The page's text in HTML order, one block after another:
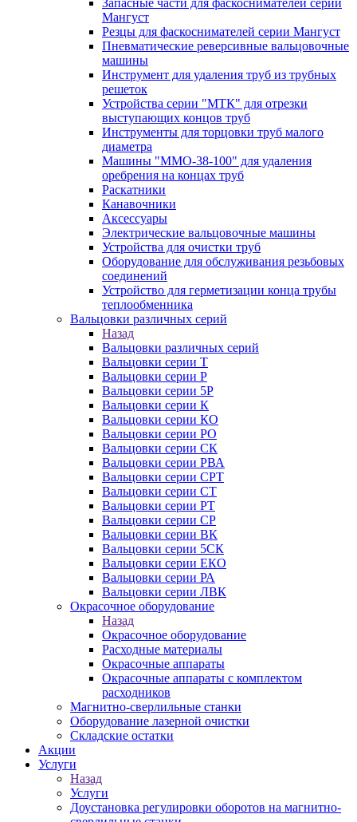
Запасные части для фаскоснимателей серии
Мангуст
Резцы для фаскоснимателей серии Мангуст
Пневматические реверсивные вальцовочные
машины
Инструмент для удаления труб из трубных
решеток
Устройства серии "МТК" для отрезки
выступающих концов труб
Инструменты для торцовки труб малого
диаметра
Машины "ММО-38-100" для удаления
оребрения на концах труб
Раскатники
Канавочники
Аксессуары
Электрические вальцовочные машины
Устройства для очистки труб
Оборудование для обслуживания резьбовых
соединений
Устройство для герметизации конца трубы
теплообменника
Вальцовки различных серий
Назад
Вальцовки различных серий
Вальцовки серии Т
Вальцовки серии Р
Вальцовки серии 5Р
Вальцовки серии К
Вальцовки серии КО
Вальцовки серии РО
Вальцовки серии СК
Вальцовки серии РВА
Вальцовки серии СРТ
Вальцовки серии СТ
Вальцовки серии РТ
Вальцовки серии СР
Вальцовки серии ВК
Вальцовки серии 5СК
Вальцовки серии ЕКО
Вальцовки серии РА
Вальцовки серии ЛВК
Окрасочное оборудование
Назад
Окрасочное оборудование
Расходные материалы
Окрасочные аппараты
Окрасочные аппараты с комплектом
расходников
Магнитно-сверлильные станки
Оборудование лазерной очистки
Складские остатки
Акции
Услуги
Назад
Услуги
Доустановка регулировки оборотов на магнитно-